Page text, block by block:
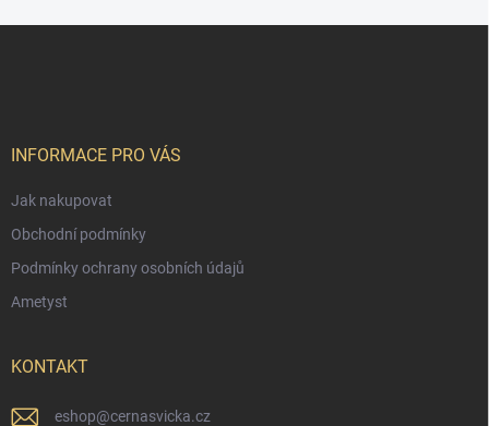
INFORMACE PRO VÁS
Jak nakupovat
Obchodní podmínky
Podmínky ochrany osobních údajů
Ametyst
KONTAKT
eshop@cernasvicka.cz